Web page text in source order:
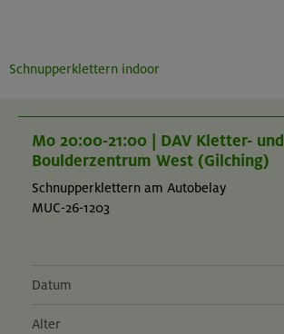
Schnupperklettern indoor
Mo 20:00-21:00 | DAV Kletter- und
Boulderzentrum West (Gilching)
Schnupperklettern am Autobelay
MUC-26-1203
Datum
Alter